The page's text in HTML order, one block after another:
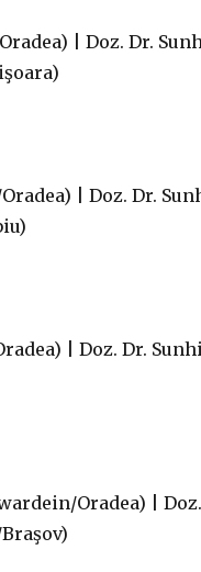
| Doz. Dr.
| Doz. Dr.
| Doz. Dr.
Oradea) |